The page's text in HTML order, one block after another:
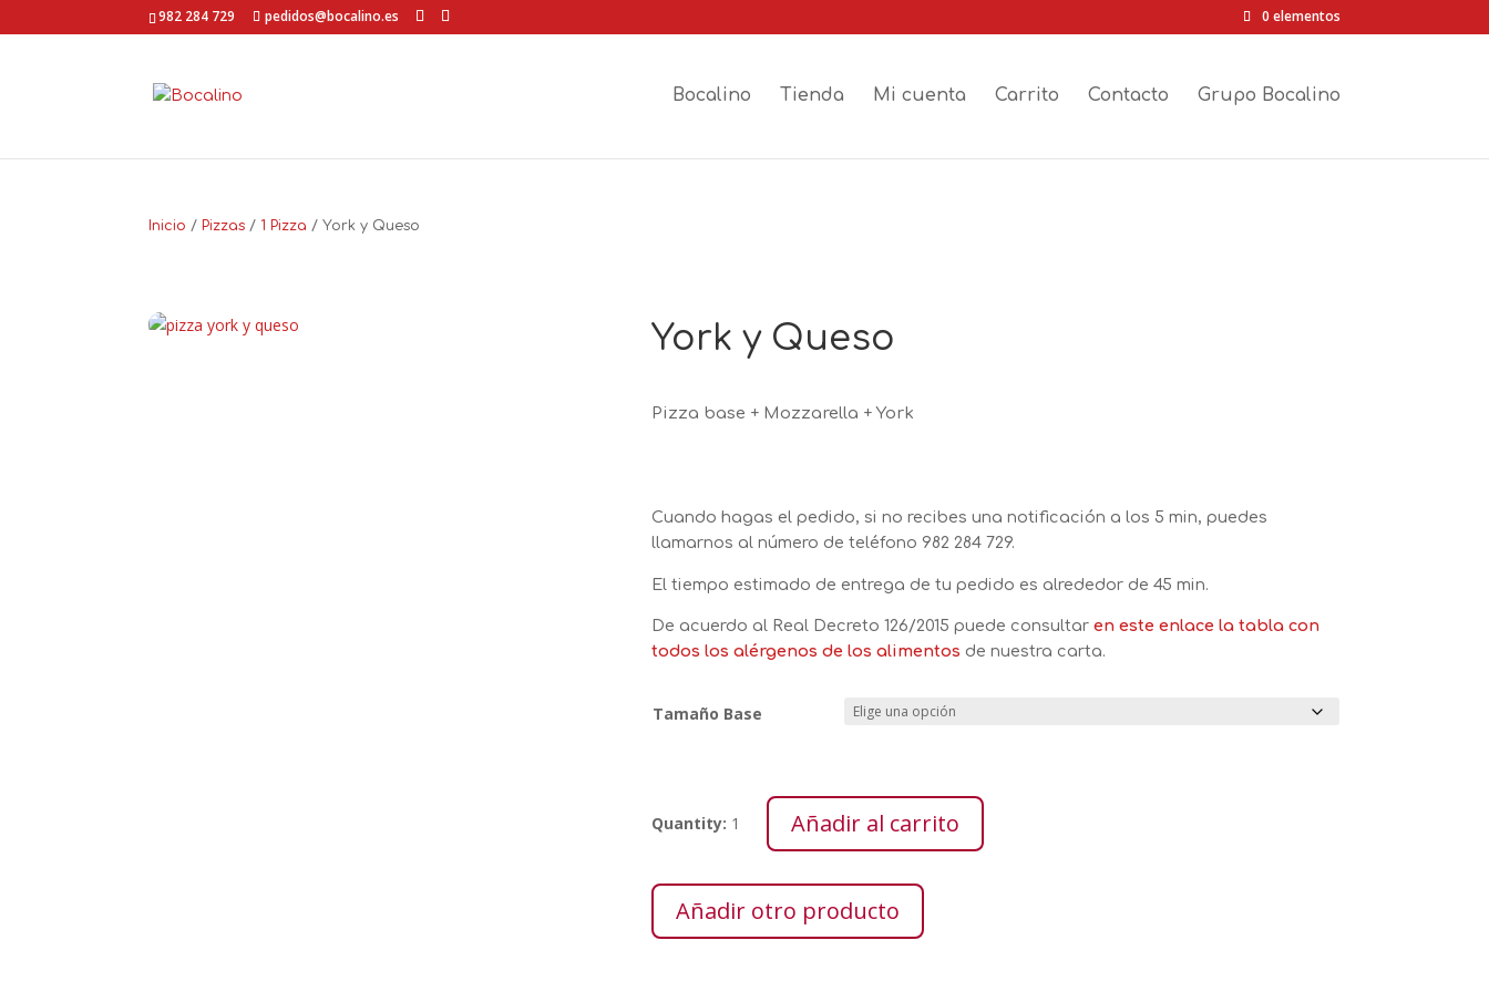
982 284 729 pedidos@bocalino.es 0 elementos
Bocalino Tienda Mi cuenta Carrito Contacto Grupo Bocalino
Inicio / Pizzas / 1 Pizza / York y Queso
York y Queso
Pizza base + Mozzarella + York
Cuando hagas el pedido, si no recibes una notificación a los 5 min, puedes
llamarnos al número de teléfono 982 284 729.
El tiempo estimado de entrega de tu pedido es alrededor de 45 min.
De acuerdo al Real Decreto 126/2015 puede consultaren este enlace la tabla con
todos los alérgenos de los alimentos de nuestra carta.
Tamaño Base
York
cantidad
Quantity: 1 Añadir al carrito
Añadir otro producto